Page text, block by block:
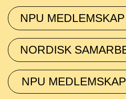
NPU
NORDISK
NPU MEDLEMSKAP